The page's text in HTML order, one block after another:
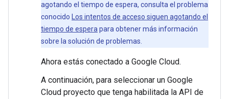
agotando el tiempo de espera, consulta el problema
conocido
Los intentos de acceso siguen agotando el
tiempo de espera para obtener más información
sobre la solución de problemas.
Ahora estás conectado a Google Cloud.
A continuación, para seleccionar un Google
Cloud proyecto que tenga habilitada la API de